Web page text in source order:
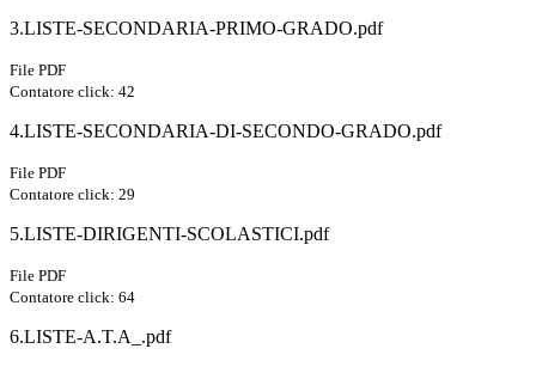
3.LISTE-SECONDARIA-PRIMO-GRADO.pdf
File PDF
Contatore click: 42
4.LISTE-SECONDARIA-DI-SECONDO-GRADO.pdf
File PDF
Contatore click: 29
5.LISTE-DIRIGENTI-SCOLASTICI.pdf
File PDF
Contatore click: 64
6.LISTE-A.T.A_.pdf